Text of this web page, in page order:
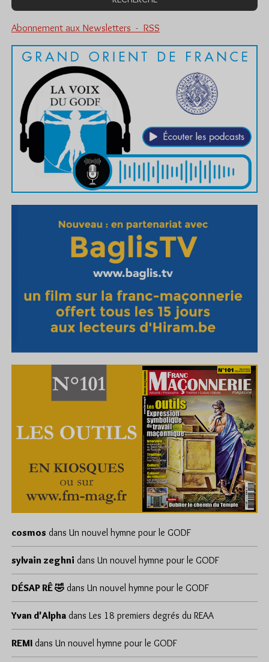
Abonnement aux Newsletters - RSS
cosmos dans Un nouvel hymne pour le GODF
sylvain zeghni dans Un nouvel hymne pour le GODF
DÉSAP RÊ 🤣 dans Un nouvel hymne pour le GODF
Yvan d'Alpha dans Les 18 premiers degrés du REAA
REMI dans Un nouvel hymne pour le GODF